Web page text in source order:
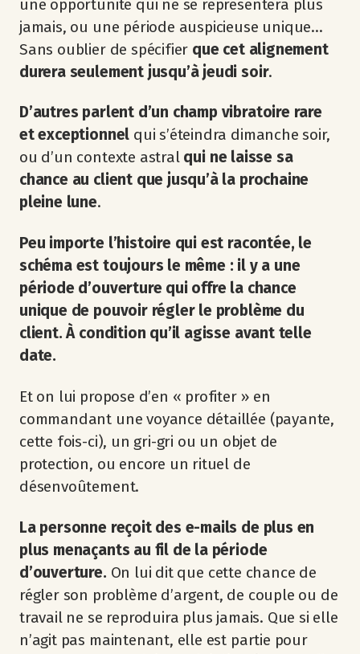
une opportunité qui ne se représentera plus
jamais, ou une période auspicieuse unique…
Sans oublier de spécifier que cet alignement
durera seulement jusqu’à jeudi soir.
D’autres parlent d’un champ vibratoire rare
et exceptionnel qui s’éteindra dimanche soir,
ou d’un contexte astral qui ne laisse sa
chance au client que jusqu’à la prochaine
pleine lune.
Peu importe l’histoire qui est racontée, le
schéma est toujours le même : il y a une
période d’ouverture qui offre la chance
unique de pouvoir régler le problème du
client. À condition qu’il agisse avant telle
date.
Et on lui propose d’en « profiter » en
commandant une voyance détaillée (payante,
cette fois-ci), un gri-gri ou un objet de
protection, ou encore un rituel de
désenvoûtement.
La personne reçoit des e-mails de plus en
plus menaçants au fil de la période
d’ouverture. On lui dit que cette chance de
régler son problème d’argent, de couple ou de
travail ne se reproduira plus jamais. Que si elle
n’agit pas maintenant, elle est partie pour